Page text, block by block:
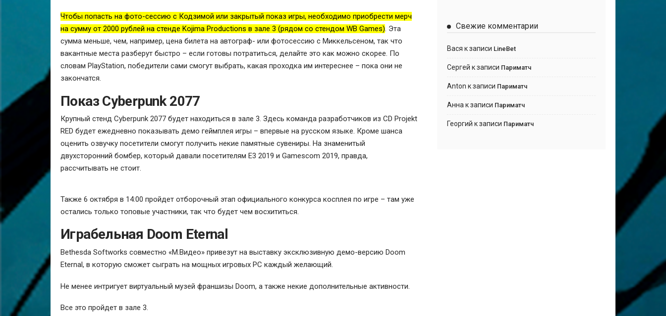
Чтобы попасть на фото-сессию с Кодзимой или закрытый показ игры, необходимо приобрести мерч
на сумму от 2000 рублей на стенде Kojima Productions в зале 3 (рядом со стендом WB Games). Эта
сумма меньше, чем, например, цена билета на автограф- или фотосессию с Миккельсеном, так что
вакантные места разберут быстро – если готовы потратиться, делайте это как можно скорее. По
словам PlayStation, победители сами смогут выбрать, какая проходка им интереснее – пока они не
закончатся.
Показ Cyberpunk 2077
Крупный стенд Cyberpunk 2077 будет находиться в зале 3. Здесь команда разработчиков из CD Projekt
RED будет ежедневно показывать демо геймплея игры – впервые на русском языке. Кроме шанса
оценить озвучку посетители смогут получить некие памятные сувениры. На знаменитый
двухсторонний бомбер, который давали посетителям E3 2019 и Gamescom 2019, правда,
рассчитывать не стоит.
Также 6 октября в 14:00 пройдет отборочный этап официального конкурса косплея по игре – там уже
остались только топовые участники, так что будет чем восхититься.
Играбельная Doom Eternal
Bethesda Softworks совместно «М.Видео» привезут на выставку эксклюзивную демо-версию Doom
Eternal, в которую сможет сыграть на мощных игровых PC каждый желающий.
Не менее интригует виртуальный музей франшизы Doom, а также некие дополнительные активности.
Все это пройдет в зале 3.
Свежие комментарии
Вася к записи LineBet
Сергей к записи Париматч
Anton к записи Париматч
Анна к записи Париматч
Георгий к записи Париматч